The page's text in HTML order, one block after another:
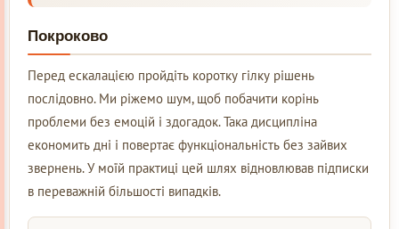
Покроково
Перед ескалацією пройдіть коротку гілку рішень
послідовно. Ми ріжемо шум, щоб побачити корінь
проблеми без емоцій і здогадок. Така дисципліна
економить дні і повертає функціональність без зайвих
звернень. У моїй практиці цей шлях відновлював підписки
в переважній більшості випадків.